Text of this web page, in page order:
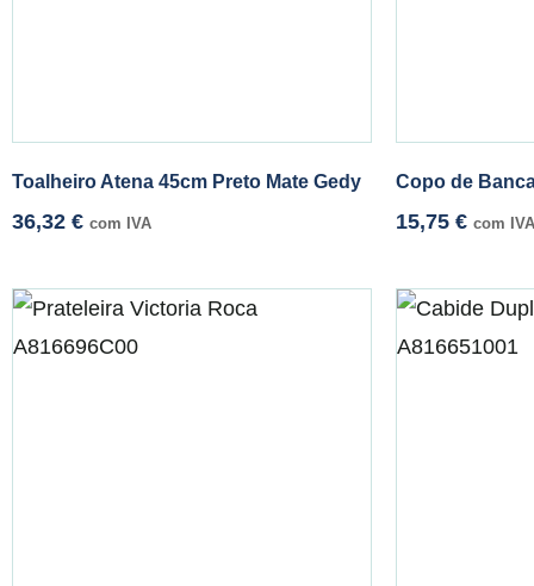
Toalheiro Atena 45cm Preto Mate Gedy
36,32 € com IVA
Copo de
15,75 € com IVA